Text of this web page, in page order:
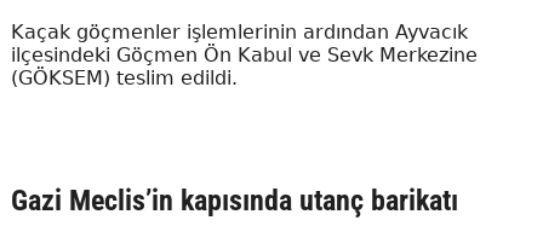
Kaçak göçmenler işlemlerinin ardından Ayvacık
ilçesindeki Göçmen Ön Kabul ve Sevk Merkezine
(GÖKSEM) teslim edildi.
Gazi Meclis’in kapısında utanç barikatı